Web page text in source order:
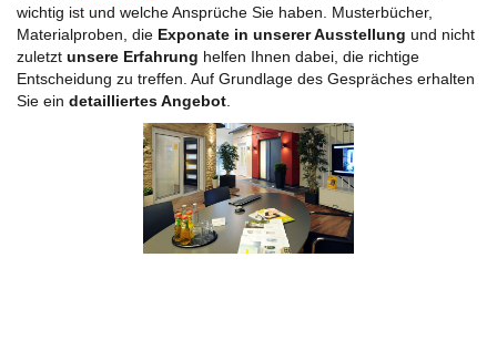
wichtig ist und welche Ansprüche Sie haben. Musterbücher,
Materialproben, die Exponate in unserer Ausstellung und nicht
zuletzt unsere Erfahrung helfen Ihnen dabei, die richtige
Entscheidung zu treffen. Auf Grundlage des Gespräches erhalten
Sie ein detailliertes Angebot